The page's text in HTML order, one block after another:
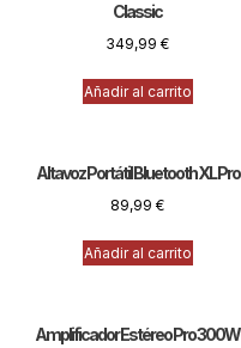
Classic
349,99 €
Añadir al carrito
Altavoz Portátil Bluetooth XL Pro
89,99 €
Añadir al carrito
Amplificador Estéreo Pro 300W